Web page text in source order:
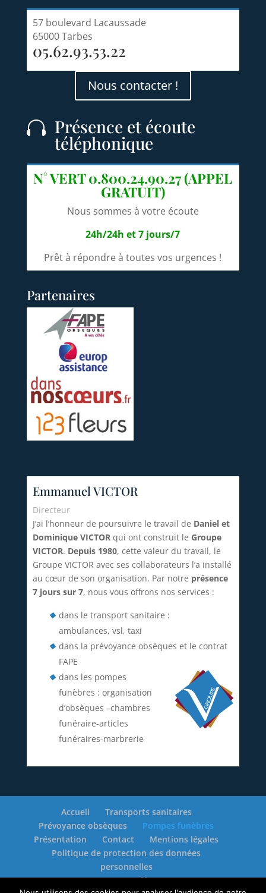
57 boulevard Lacaussade
65000 Tarbes
05.62.93.53.22
Nous contacter !
 Présence et écoute
téléphonique
N° VERT 0.800.24.90.27 (APPEL
GRATUIT)
Nous sommes à votre écoute
24h/24h et 7 jours/7
Prêt à répondre à toutes vos urgences !
Partenaires
Emmanuel VICTOR
Directeur
J’ai l’honneur de poursuivre le travail de Daniel et
Dominique VICTORqui ont construit le Groupe
VICTOR. Depuis 1980, cette valeur du travail, le
Groupe VICTOR avec ses collaborateurs l’a installé
au cœur de son organisation. Par notre présence
7 jours sur 7, nous vous offrons nos services :
dans le transport sanitaire :
ambulances, vsl, taxi
dans la prévoyance obsèques et le contrat
FAPE
dans les pompes
funèbres : organisation
d’obsèques –chambres
funéraire-articles
funéraires-marbrerie
Accueil
Transports sanitaires
Prévoyance obsèques
Pompes funèbres
Présentation
Contact
Mentions légales
Politique de protection des données
personnelles
Pompes Funèbres